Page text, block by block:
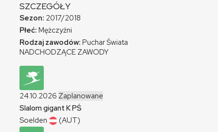
SZCZEGÓŁY
Sezon: 2017/2018
Płeć: Mężczyźni
Rodzaj zawodów: Puchar Świata
NADCHODZĄCE ZAWODY
24.10.2026 Zaplanowane
Slalom gigant KPŚ
Soelden
(AUT)